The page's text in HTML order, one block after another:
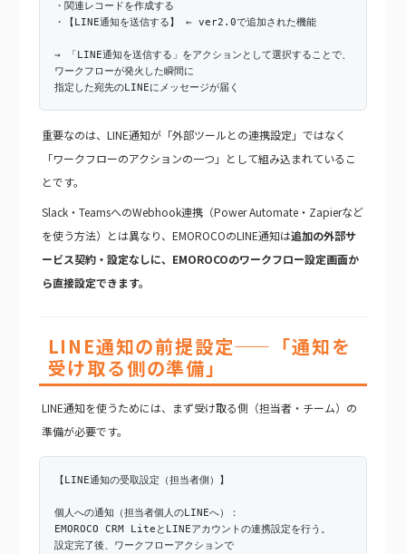
・関連レコードを作成する
・【LINE通知を送信する】 ← ver2.0で追加された機能
→ 「LINE通知を送信する」をアクションとして選択することで、
ワークフローが発火した瞬間に
指定した宛先のLINEにメッセージが届く
重要なのは、LINE通知が「外部ツールとの連携設定」ではなく
「ワークフローのアクションの一つ」として組み込まれているこ
とです。
Slack・TeamsへのWebhook連携（Power Automate・Zapierなど
を使う方法）とは異なり、EMOROCOのLINE通知は追加の外部サ
ービス契約・設定なしに、EMOROCOのワークフロー設定画面か
ら直接設定できます。
LINE通知の前提設定——「通知を
受け取る側の準備」
LINE通知を使うためには、まず受け取る側（担当者・チーム）の
準備が必要です。
【LINE通知の受取設定（担当者側）】
個人への通知（担当者個人のLINEへ）：
EMOROCO CRM LiteとLINEアカウントの連携設定を行う。
設定完了後、ワークフローアクションで